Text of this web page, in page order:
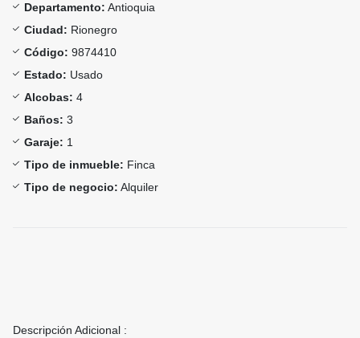
Departamento: Antioquia
Ciudad: Rionegro
Código: 9874410
Estado: Usado
Alcobas: 4
Baños: 3
Garaje: 1
Tipo de inmueble: Finca
Tipo de negocio: Alquiler
Descripción Adicional :